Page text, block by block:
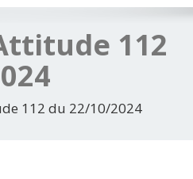
112
112 du 22/10/2024